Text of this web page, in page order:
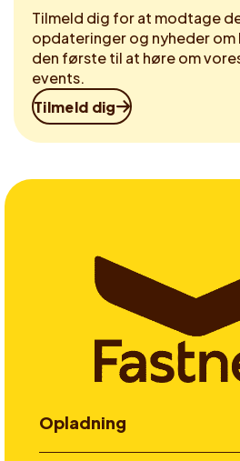
Tilmeld dig for at modtage
opdateringer og nyheder
den første til at høre om
events.
Tilmeld dig
Opladning